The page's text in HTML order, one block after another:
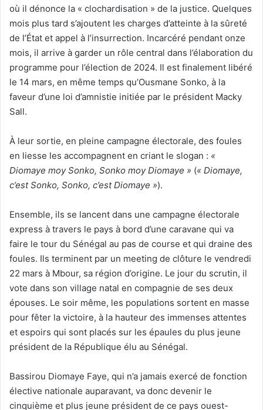
où il dénonce la « clochardisation » de la justice. Quelques
mois plus tard s’ajoutent les charges d’atteinte à la sûreté
de l’État et appel à l’insurrection. Incarcéré pendant onze
mois, il arrive à garder un rôle central dans l’élaboration du
programme pour l’élection de 2024. Il est finalement libéré
le 14 mars, en même temps qu’Ousmane Sonko, à la
faveur d’une loi d’amnistie initiée par le président Macky
Sall.
À leur sortie, en pleine campagne électorale, des foules
en liesse les accompagnent en criant le slogan : «
Diomaye moy Sonko, Sonko moy Diomaye » (« Diomaye,
c’est Sonko, Sonko, c’est Diomaye »).
Ensemble, ils se lancent dans une campagne électorale
express à travers le pays à bord d’une caravane qui va
faire le tour du Sénégal au pas de course et qui draine des
foules. Ils terminent par un meeting de clôture le vendredi
22 mars à Mbour, sa région d’origine. Le jour du scrutin, il
vote dans son village natal en compagnie de ses deux
épouses. Le soir même, les populations sortent en masse
pour fêter la victoire, à la hauteur des immenses attentes
et espoirs qui sont placés sur les épaules du plus jeune
président de la République élu au Sénégal.
Bassirou Diomaye Faye, qui n’a jamais exercé de fonction
élective nationale auparavant, va donc devenir le
cinquième et plus jeune président de ce pays ouest-